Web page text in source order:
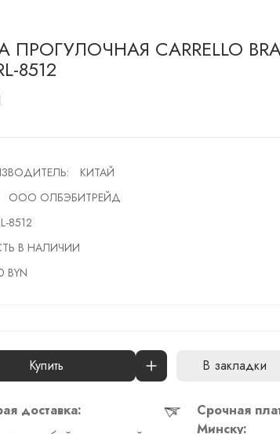
CARRELLO
8512
КИТАЙ
ООО ОЛБЭБИТРЕЙД
8512
В НАЛИЧИИ
BYN
Купить В закладки
доставка:
Срочная
Минску: